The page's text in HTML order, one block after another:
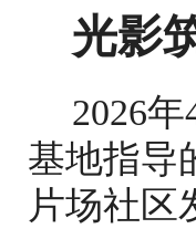
光影
2026
基地指导
片场社区